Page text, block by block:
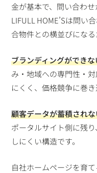
金が基本で、問い合わせ
LIFULL HOME’Sは問い
合物件との横並びになる
ブランディングができな
み・地域への専門性・
にくく、価格競争に巻き
顧客データが蓄積され
ポータルサイト側に残
しにくい構造です。
自社ホームページを育